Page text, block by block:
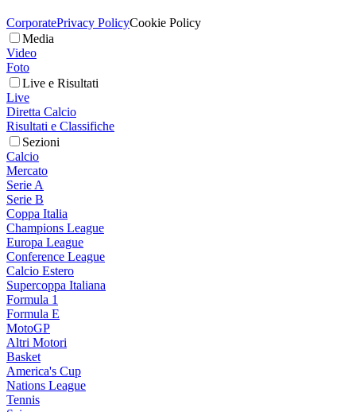
CorporatePrivacy PolicyCookie Policy
Media
Video
Foto
Live e Risultati
Live
Diretta Calcio
Risultati e Classifiche
Sezioni
Calcio
Mercato
Serie A
Serie B
Coppa Italia
Champions League
Europa League
Conference League
Calcio Estero
Supercoppa Italiana
Formula 1
Formula E
MotoGP
Altri Motori
Basket
America's Cup
Nations League
Tennis